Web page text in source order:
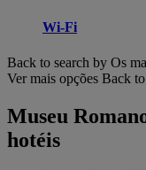
Wi-Fi
Back to search by Os
Ver mais opções Back
Museu
hotéis